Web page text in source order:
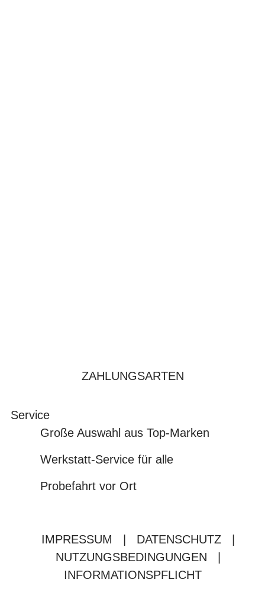
ZAHLUNGSARTEN
Service
Große Auswahl aus Top-Marken
Werkstatt-Service für alle
Probefahrt vor Ort
IMPRESSUM DATENSCHUTZ
NUTZUNGSBEDINGUNGEN
INFORMATIONSPFLICHT